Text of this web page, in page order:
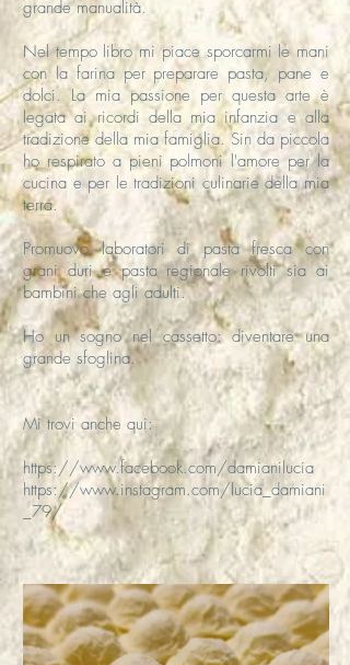
grande manualità.
Nel tempo libro mi piace sporcarmi le mani
con la farina per preparare pasta, pane e
dolci. La mia passione per questa arte è
legata ai ricordi della mia infanzia e alla
tradizione della mia famiglia. Sin da piccola
ho respirato a pieni polmoni l'amore per la
cucina e per le tradizioni culinarie della mia
terra.
Promuovo laboratori di pasta fresca con
grani duri e pasta regionale rivolti sia ai
bambini che agli adulti.
Ho un sogno nel cassetto: diventare una
grande sfoglina.
Mi trovi anche qui:
https://www.facebook.com/damianilucia
https://www.instagram.com/lucia_damiani
_79/